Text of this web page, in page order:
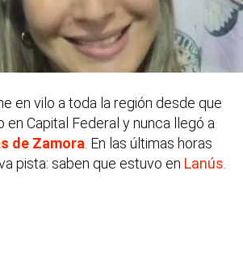
en vilo a toda la región desde que
en Capital Federal y nunca llegó a
de Zamora. En las últimas horas
pista: saben que estuvo en Lanús.